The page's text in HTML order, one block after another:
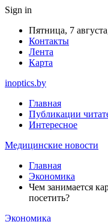
Sign in
Пятница, 7
Контакты
Лента
Карта
inoptics.by
Главная
Публикации
Интересное
Медицинские новости
Главная
Экономика
Чем занимается
посетить?
Экономика